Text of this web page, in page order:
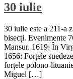
30 iulie
30 iulie este a 211-a
bisecți. Evenimente
Mansur. 1619: În
1656: Forțele
forțele polono-
Miguel […]